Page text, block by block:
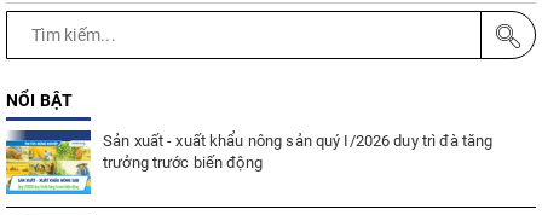
NỔI BẬT
Sản xuất - xuất khẩu nông sản quý I/2026 duy trì đà tăng
trưởng trước biến động